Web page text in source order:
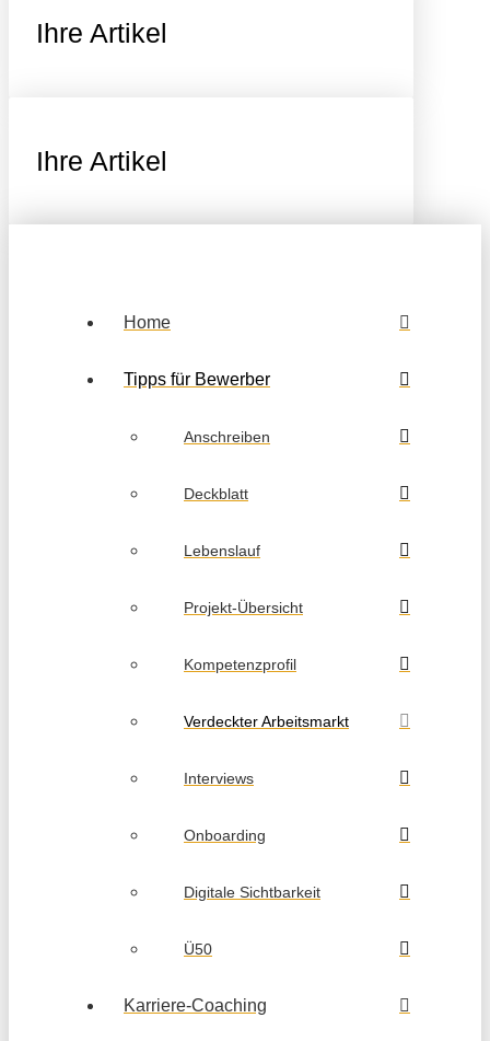
Ihre Artikel
Ihre Artikel
Home
Tipps für Bewerber
Anschreiben
Deckblatt
Lebenslauf
Projekt-Übersicht
Kompetenzprofil
Verdeckter Arbeitsmarkt
Interviews
Onboarding
Digitale Sichtbarkeit
Ü50
Karriere-Coaching